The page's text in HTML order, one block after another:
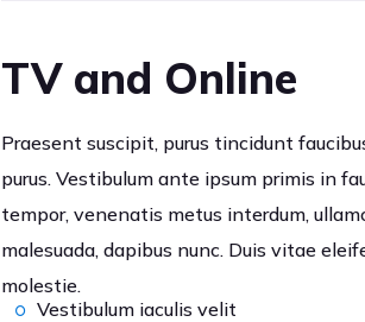
TV and Online
Praesent suscipit, purus tincidunt
purus. Vestibulum ante ipsum primis in
tempor, venenatis metus interdum,
malesuada, dapibus nunc. Duis vitae
molestie.
Vestibulum iaculis velit